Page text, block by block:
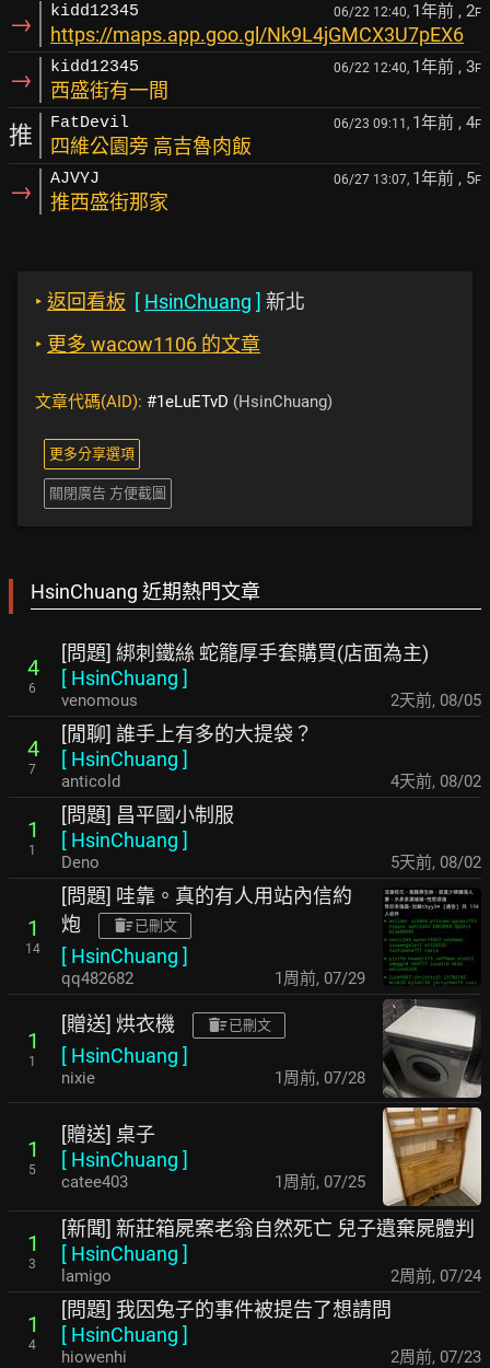
→ kidd12345 06/22 12:40, 1年前 , 2F
https://maps.app.goo.gl/Nk9L4jGMCX3U7pEX6
→ kidd12345 06/22 12:40, 1年前 , 3F
西盛街有一間
推 FatDevil 06/23 09:11, 1年前 , 4F
四維公園旁 高吉魯肉飯
→ AJVYJ 06/27 13:07, 1年前 , 5F
推西盛街那家
‣ 返回看板 [ HsinChuang ] 新北
‣ 更多 wacow1106 的文章
文章代碼(AID): #1eLuETvD (HsinChuang)
更多分享選項
關閉廣告 方便截圖
HsinChuang 近期熱門文章
4
6
[問題] 綁刺鐵絲 蛇籠厚手套購買(店面為主)
[ HsinChuang ]
venomous 2天前, 08/05
4
7
[閒聊] 誰手上有多的大提袋？
[ HsinChuang ]
anticold 4天前, 08/02
1
1
[問題] 昌平國小制服
[ HsinChuang ]
Deno 5天前, 08/02
1
14
[問題] 哇靠。真的有人用站內信約
炮
已刪文
[ HsinChuang ]
qq482682 1周前, 07/29
1
1
[贈送] 烘衣機 已刪文
[ HsinChuang ]
nixie 1周前, 07/28
1
5
[贈送] 桌子
[ HsinChuang ]
catee403 1周前, 07/25
1
3
[新聞] 新莊箱屍案老翁自然死亡 兒子遺棄屍體判
[ HsinChuang ]
lamigo 2周前, 07/24
1
4
[問題] 我因兔子的事件被提告了想請問
[ HsinChuang ]
hiowenhi 2周前, 07/23